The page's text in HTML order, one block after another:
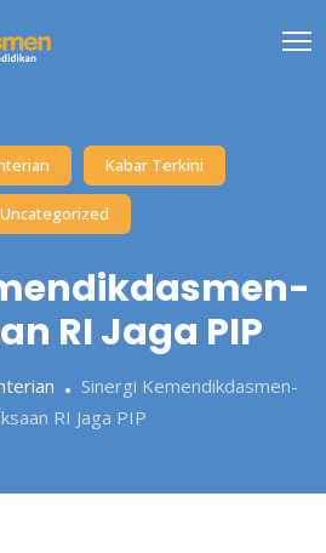
Kabar Terkini
Uncategorized
RI Jaga PIP
Sinergi Kemendikdasmen-
RI Jaga PIP